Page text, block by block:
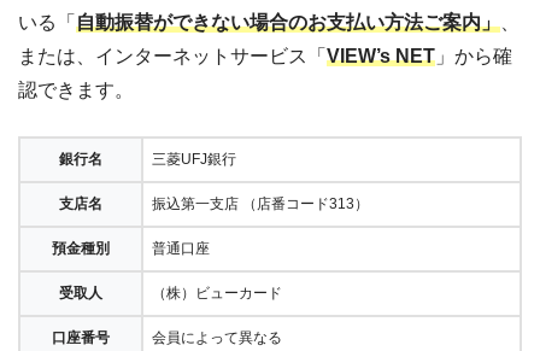
いる「 自動振替ができない場合のお支払い方法ご案内」
または、インターネットサービス「 VIEW’s NET 」から確
認できます。
銀行名 三菱UFJ銀行
支店名 振込第一支店 （店番コード313）
預金種別 普通口座
受取人 （株）ビューカード
口座番号 会員によって異なる